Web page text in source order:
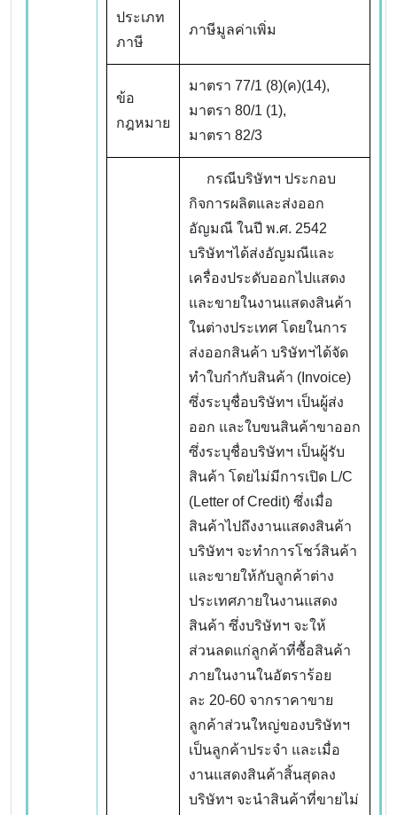
ประเภท
ภาษี
ภาษีมูลค่าเพิ่ม
ข้อ
กฎหมาย
มาตรา 77/1 (8)(ค)(14),
มาตรา 80/1 (1),
มาตรา 82/3
กรณีบริษัทฯ ประกอบ
กิจการผลิตและส่งออก
อัญมณี ในปี พ.ศ. 2542
บริษัทฯได้ส่งอัญมณีและ
เครื่องประดับออกไปแสดง
และขายในงานแสดงสินค้า
ในต่างประเทศ โดยในการ
ส่งออกสินค้า บริษัทฯได้จัด
ทำใบกำกับสินค้า (Invoice)
ซึ่งระบุชื่อบริษัทฯ เป็นผู้ส่ง
ออก และใบขนสินค้าขาออก
ซึ่งระบุชื่อบริษัทฯ เป็นผู้รับ
สินค้า โดยไม่มีการเปิด L/C
(Letter of Credit) ซึ่งเมื่อ
สินค้าไปถึงงานแสดงสินค้า
บริษัทฯ จะทำการโชว์สินค้า
และขายให้กับลูกค้าต่าง
ประเทศภายในงานแสดง
สินค้า ซึ่งบริษัทฯ จะให้
ส่วนลดแก่ลูกค้าที่ซื้อสินค้า
ภายในงานในอัตราร้อย
ละ 20-60 จากราคาขาย
ลูกค้าส่วนใหญ่ของบริษัทฯ
เป็นลูกค้าประจำ และเมื่อ
งานแสดงสินค้าสิ้นสุดลง
บริษัทฯ จะนำสินค้าที่ขายไม่